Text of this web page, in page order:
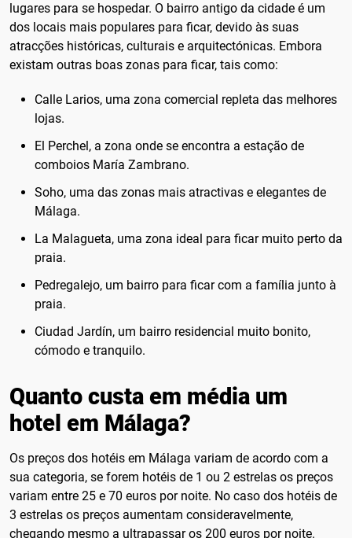
lugares para se hospedar. O bairro antigo da cidade é um
dos locais mais populares para ficar, devido às suas
atracções históricas, culturais e arquitectónicas. Embora
existam outras boas zonas para ficar, tais como:
Calle Larios, uma zona comercial repleta das melhores
lojas.
El Perchel, a zona onde se encontra a estação de
comboios María Zambrano.
Soho, uma das zonas mais atractivas e elegantes de
Málaga.
La Malagueta, uma zona ideal para ficar muito perto da
praia.
Pedregalejo, um bairro para ficar com a família junto à
praia.
Ciudad Jardín, um bairro residencial muito bonito,
cómodo e tranquilo.
Quanto custa em média um
hotel em Málaga?
Os preços dos hotéis em Málaga variam de acordo com a
sua categoria, se forem hotéis de 1 ou 2 estrelas os preços
variam entre 25 e 70 euros por noite. No caso dos hotéis de
3 estrelas os preços aumentam consideravelmente,
chegando mesmo a ultrapassar os 200 euros por noite.